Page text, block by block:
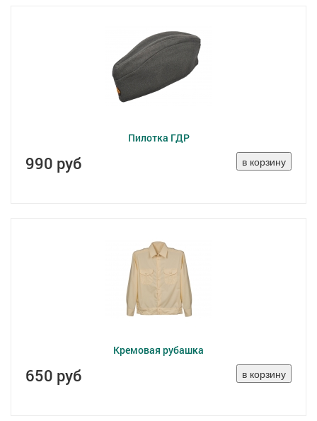
Пилотка ГДР
990 руб
Кремовая рубашка
650 руб